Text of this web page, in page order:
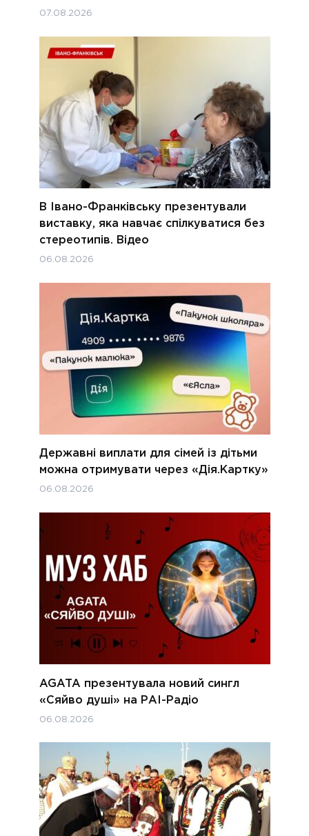
07.08.2026
В Івано-Франківську презентували
виставку, яка навчає спілкуватися без
стереотипів. Відео
06.08.2026
Державні виплати для сімей із дітьми
можна отримувати через «Дія.Картку»
06.08.2026
AGATA презентувала новий сингл
«Сяйво душі» на РАІ-Радіо
06.08.2026